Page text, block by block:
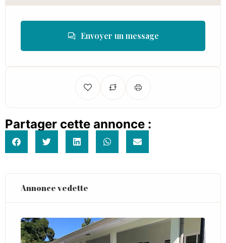
Envoyer un message
Partager cette annonce :
Annonce vedette